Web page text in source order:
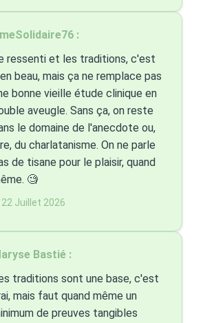
:
ressenti et les traditions, c'est
beau, mais ça ne remplace pas
bonne vieille étude clinique en
aveugle. Sans ça, on reste
le domaine de l'anecdote ou,
du charlatanisme. On ne parle
de tisane pour le plaisir, quand
🧐
22 Juillet 2026
Bastié :
traditions sont une base, c'est
mais faut quand même un
de preuves tangibles